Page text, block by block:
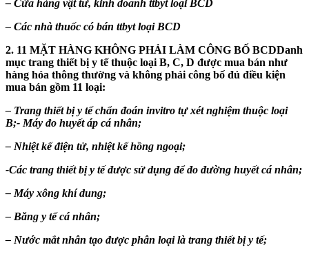
– Cửa hàng vật tư, kinh doanh ttbyt loại BCD
– Các nhà thuốc có bán ttbyt loại BCD
2. 11 MẶT HÀNG KHÔNG PHẢI LÀM CÔNG BỐ BCDDanh
mục trang thiết bị y tế thuộc loại B, C, D được mua bán như
hàng hóa thông thường và không phải công bố đủ điều kiện
mua bán gồm 11 loại:
– Trang thiết bị y tế chẩn đoán invitro tự xét nghiệm thuộc loại
B;- Máy đo huyết áp cá nhân;
– Nhiệt kế điện tử, nhiệt kế hồng ngoại;
-Các trang thiết bị y tế được sử dụng để đo đường huyết cá nhân;
– Máy xông khí dung;
– Băng y tế cá nhân;
– Nước mắt nhân tạo được phân loại là trang thiết bị y tế;